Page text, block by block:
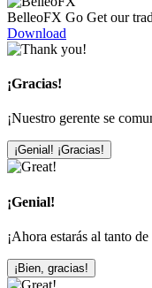
BelleoFX Go Get our
Download
¡Gracias!
¡Nuestro gerente se
¡Genial! ¡Gracias!
¡Genial!
¡Ahora estarás al tanto
¡Bien, gracias!